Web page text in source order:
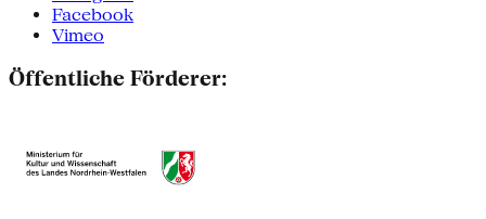
Facebook
Vimeo
Öffentliche Förderer: